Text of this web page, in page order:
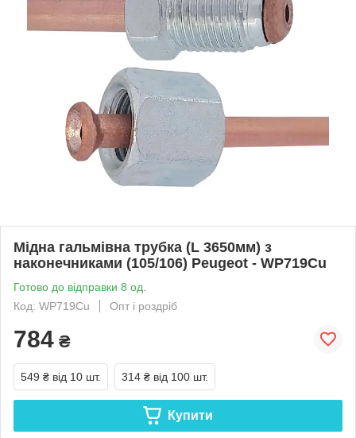
Мідна гальмівна трубка (L 3650мм) з
наконечниками (105/106) Peugeot - WP719Cu
Готово до відправки 8 од.
Код: WP719Cu
Опт і роздріб
784 ₴
549 ₴ від 10 шт. 314 ₴ від 100 шт.
Купити